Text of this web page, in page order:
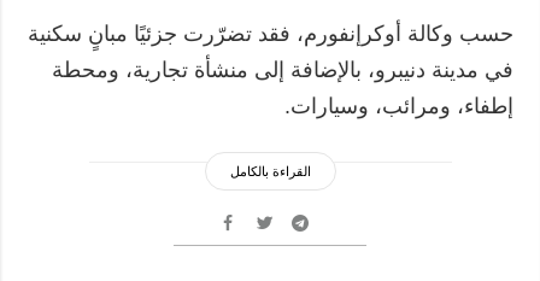
حسب وكالة أوكرإنفورم، فقد تضرّرت جزئيًا مبانٍ سكنية
في مدينة دنيبرو، بالإضافة إلى منشأة تجارية، ومحطة
إطفاء، ومرائب، وسيارات.
القراءة بالكامل